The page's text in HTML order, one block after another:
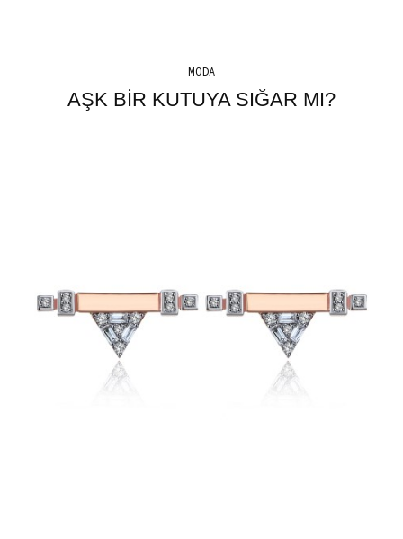
MODA
AŞK BIR KUTUYA SIĞAR MI?